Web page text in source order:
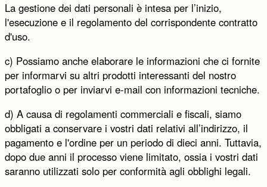
La gestione dei dati personali è intesa per l’inizio,
l'esecuzione e il regolamento del corrispondente contratto
d'uso.
c) Possiamo anche elaborare le informazioni che ci fornite
per informarvi su altri prodotti interessanti del nostro
portafoglio o per inviarvi e-mail con informazioni tecniche.
d) A causa di regolamenti commerciali e fiscali, siamo
obbligati a conservare i vostri dati relativi all’indirizzo, il
pagamento e l'ordine per un periodo di dieci anni. Tuttavia,
dopo due anni il processo viene limitato, ossia i vostri dati
saranno utilizzati solo per conformità agli obblighi legali.